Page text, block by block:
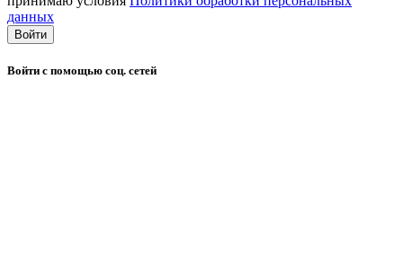
данных
Войти
Войти с помощью соц. сетей